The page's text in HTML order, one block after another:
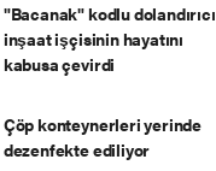
"Bacanak" kodlu dolandırıcı
inşaat işçisinin hayatını
kabusa çevirdi
Çöp konteynerleri yerinde
dezenfekte ediliyor